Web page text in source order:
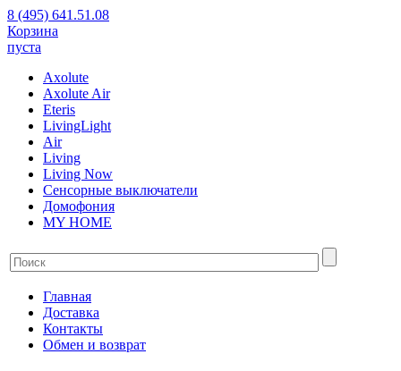
8 (495) 641.51.08
Корзина
пуста
Axolute
Axolute Air
Eteris
LivingLight
Air
Living
Living Now
Сенсорные выключатели
Домофония
MY HOME
Главная
Доставка
Контакты
Обмен и возврат